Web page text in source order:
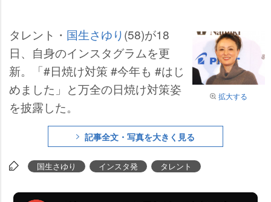
拡大する
タレント・ 国生さゆり(58)が18
日、自身のインスタグラムを更
新。「#日焼け対策 #今年も #はじ
めました」と万全の日焼け対策姿
を披露した。
記事全文・写真を大きく見る
国生さゆり インスタ発 タレント